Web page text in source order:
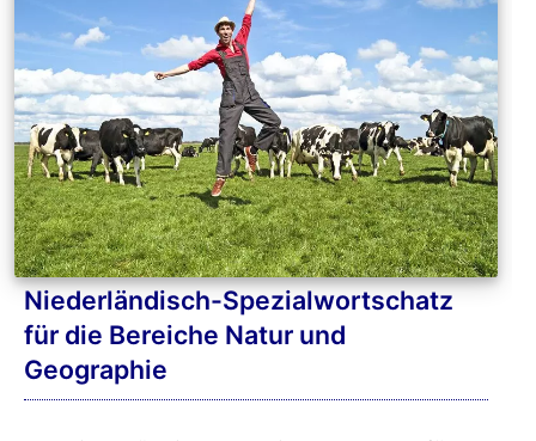
Niederländisch-Spezialwortschatz
für die Bereiche Natur und
Geographie